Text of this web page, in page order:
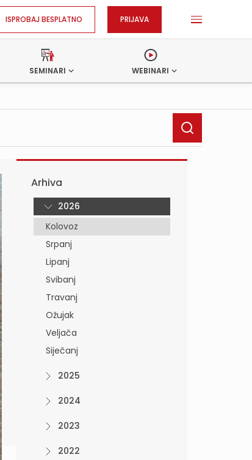
ISPROBAJ BESPLATNO PRIJAVA
SEMINARI WEBINARI
Arhiva
2026
Kolovoz
Srpanj
Lipanj
Svibanj
Travanj
Ožujak
Veljača
Siječanj
2025
2024
2023
2022